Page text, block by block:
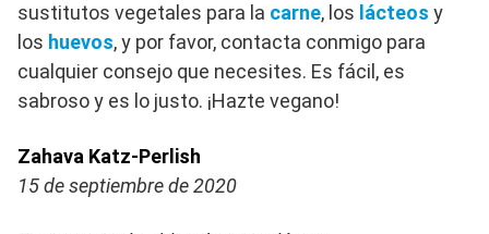
sustitutos vegetales para la carne, los lácteos y
los huevos, y por favor, contacta conmigo para
cualquier consejo que necesites. Es fácil, es
sabroso y es lo justo. ¡Hazte vegano!
Zahava Katz-Perlish
15 de septiembre de 2020